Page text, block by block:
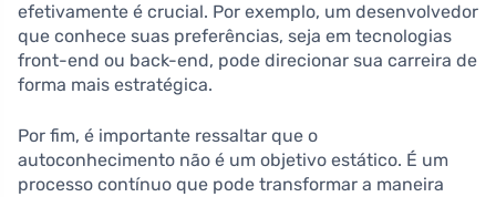
efetivamente é crucial. Por exemplo, um desenvolvedor
que conhece suas preferências, seja em tecnologias
front-end ou back-end, pode direcionar sua carreira de
forma mais estratégica.
Por fim, é importante ressaltar que o
autoconhecimento não é um objetivo estático. É um
processo contínuo que pode transformar a maneira